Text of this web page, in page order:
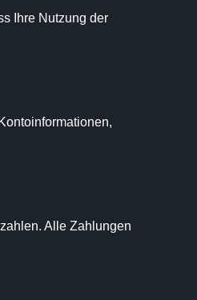
Ihre Nutzung der
Alle Zahlungen